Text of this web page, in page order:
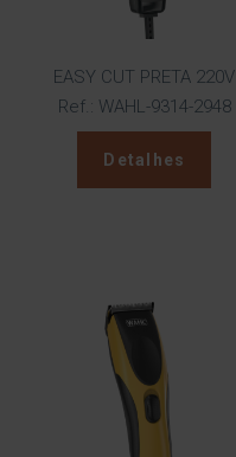
EASY CUT PRETA 220V
Ref.: WAHL-9314-2948
Detalhes